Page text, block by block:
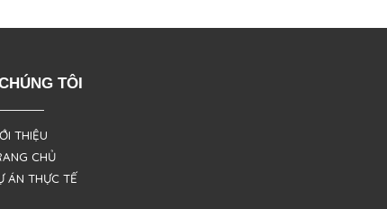
TÔI
THIỆU
CHỦ
ÁN THỰC TẾ